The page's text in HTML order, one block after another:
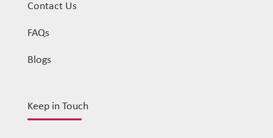
Contact Us
FAQs
Blogs
Keep in Touch